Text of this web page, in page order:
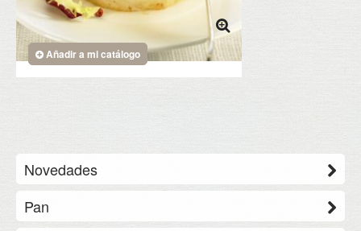
Añadir a mi catálogo
Novedades
Pan
Saint Honoré